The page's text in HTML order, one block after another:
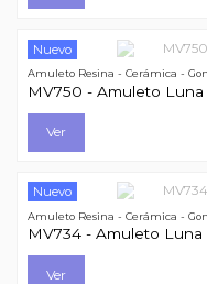
Nuevo
Amuleto Resina - Cerámica -
MV750 - Amuleto
Ver
Nuevo
Amuleto Resina - Cerámica -
MV734 - Amuleto
Ver